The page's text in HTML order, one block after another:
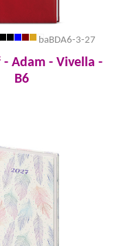
baBDA6-3-27
Adam - Vivella -
B6